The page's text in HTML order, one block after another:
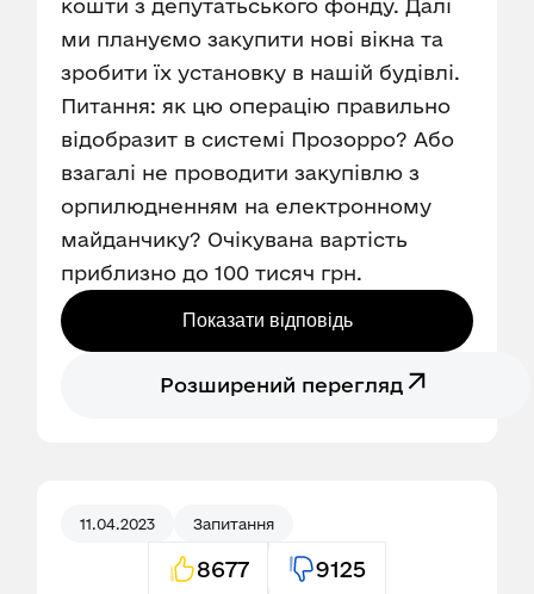
кошти з депутатьського фонду. Далі
ми плануємо закупити нові вікна та
зробити їх установку в нашій будівлі.
Питання: як цю операцію правильно
відобразит в системі Прозорро? Або
взагалі не проводити закупівлю з
орпилюдненням на електронному
майданчику? Очікувана вартість
приблизно до 100 тисяч грн.
Показати відповідь
Розширений перегляд
11.04.2023 Запитання
8677 9125